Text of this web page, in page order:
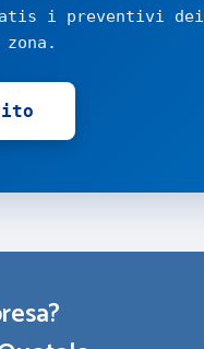
i preventivi dei